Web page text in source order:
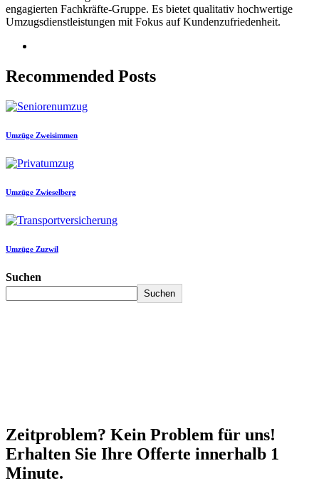
engagierten Fachkräfte-Gruppe. Es bietet qualitativ hochwertige
Umzugsdienstleistungen mit Fokus auf Kundenzufriedenheit.
Recommended Posts
Umzüge Zweisimmen
Umzüge Zwieselberg
Umzüge Zuzwil
Suchen
Suchen
Zeitproblem? Kein Problem für uns!
Erhalten Sie Ihre Offerte innerhalb 1
Minute.